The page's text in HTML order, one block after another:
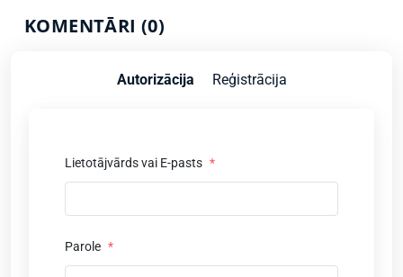
KOMENTĀRI (0)
Autorizācija Reģistrācija
Lietotājvārds vai E-pasts *
Parole *